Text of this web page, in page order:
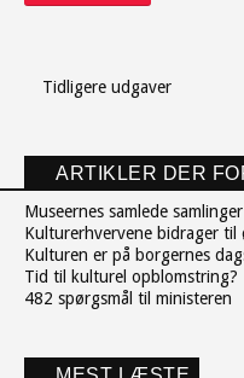
Tidligere udgaver
ARTIKLER DER
Museernes samlede samlinger
Kulturerhvervene bidrager
Kulturen er på borgernes
Tid til kulturel opblomstring?
482 spørgsmål til ministeren